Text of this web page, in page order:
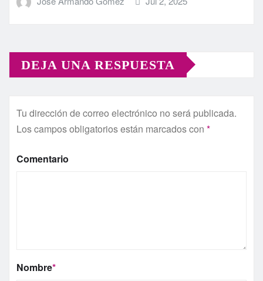
DEJA UNA RESPUESTA
Tu dirección de correo electrónico no será publicada.
Los campos obligatorios están marcados con *
Comentario
Nombre*